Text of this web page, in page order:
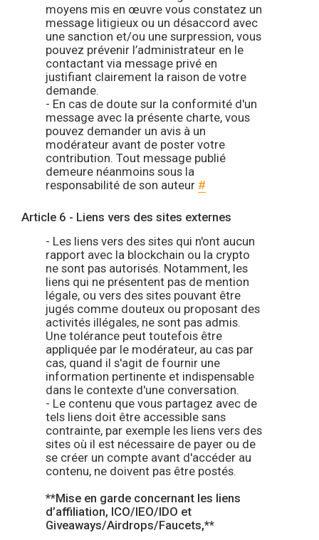
moyens mis en œuvre vous constatez un
message litigieux ou un désaccord avec
une sanction et/ou une surpression, vous
pouvez prévenir l’administrateur en le
contactant via message privé en
justifiant clairement la raison de votre
demande.
- En cas de doute sur la conformité d'un
message avec la présente charte, vous
pouvez demander un avis à un
modérateur avant de poster votre
contribution. Tout message publié
demeure néanmoins sous la
responsabilité de son auteur #
Article 6 - Liens vers des sites externes
- Les liens vers des sites qui n'ont aucun
rapport avec la blockchain ou la crypto
ne sont pas autorisés. Notamment, les
liens qui ne présentent pas de mention
légale, ou vers des sites pouvant être
jugés comme douteux ou proposant des
activités illégales, ne sont pas admis.
Une tolérance peut toutefois être
appliquée par le modérateur, au cas par
cas, quand il s'agit de fournir une
information pertinente et indispensable
dans le contexte d'une conversation.
- Le contenu que vous partagez avec de
tels liens doit être accessible sans
contrainte, par exemple les liens vers des
sites où il est nécessaire de payer ou de
se créer un compte avant d'accéder au
contenu, ne doivent pas être postés.
**Mise en garde concernant les liens
d’affiliation, ICO/IEO/IDO et
Giveaways/Airdrops/Faucets,**